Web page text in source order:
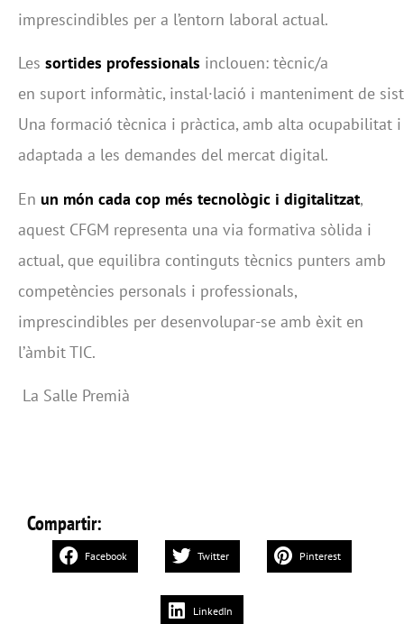
imprescindibles per a l’entorn laboral actual.
Les sortides professionals inclouen: tècnic/a
en suport informàtic, instal·lació i manteniment de
Una formació tècnica i pràctica, amb alta ocupabilitat i
adaptada a les demandes del mercat digital.
En un món cada cop més tecnològic i digitalitzat,
aquest CFGM representa una via formativa sòlida i
actual, que equilibra continguts tècnics punters amb
competències personals i professionals,
imprescindibles per desenvolupar-se amb èxit en
l’àmbit TIC.
La Salle Premià
Compartir:
Facebook Twitter Pinterest
LinkedIn